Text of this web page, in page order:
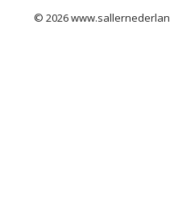
© 2026